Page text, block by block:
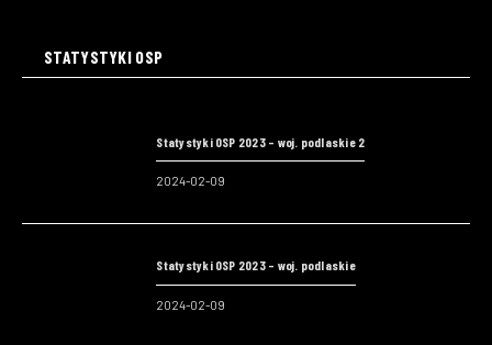
STATYSTYKI OSP
Statystyki OSP 2023 – woj. podlaskie 2
2024-02-09
Statystyki OSP 2023 – woj. podlaskie
2024-02-09